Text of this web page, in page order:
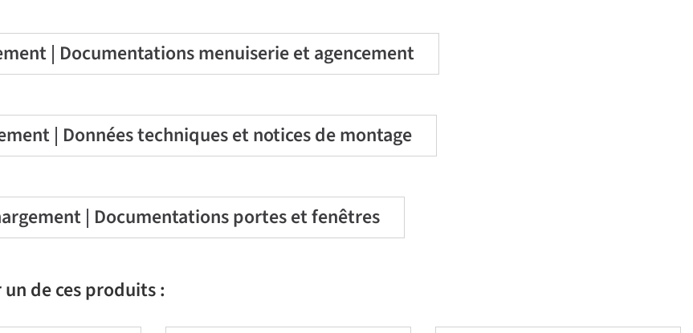
| Documentations menuiserie et agencement
| Données techniques et notices de montage
| Documentations portes et fenêtres
de ces produits :